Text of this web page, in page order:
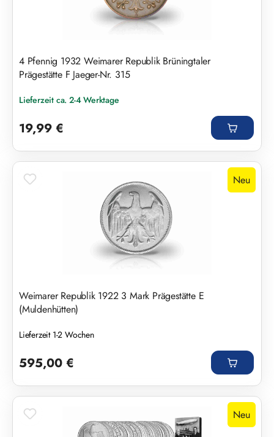
4 Pfennig 1932 Weimarer Republik Brüningtaler
Prägestätte F Jaeger-Nr. 315
Lieferzeit ca. 2-4 Werktage
19,99 €
Neu
Weimarer Republik 1922 3 Mark Prägestätte E
(Muldenhütten)
Lieferzeit 1-2 Wochen
595,00 €
Neu